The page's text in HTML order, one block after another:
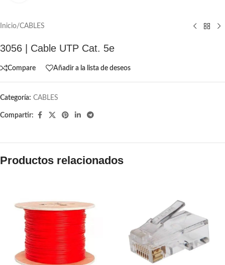
Inicio/CABLES
3056 | Cable UTP Cat. 5e
Compare Añadir a la lista de deseos
Categoría: CABLES
Compartir:
Productos relacionados